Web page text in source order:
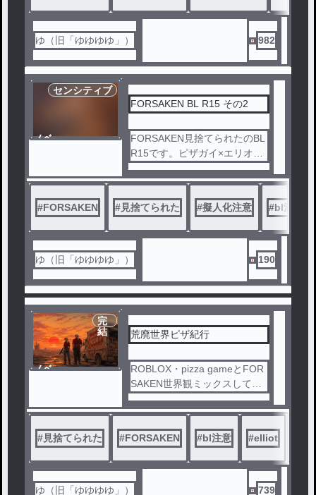
えれば。。。
ゆ（旧「ゆゆゆゆ」） 982
ノベ
センシティブ
FORSAKEN BL R15 その2
FORSAKEN見捨てられたのBL
R15です。ピザガイ×エリオッ
トと、スペクター×ノスフェラ
トゥ。
全体公開はまだちょっと恥ず
かしい＆ほかの小説の番外編
的な感じでもあるので、フォ
ロワーさま限定です💧
#FORSAKEN #見捨てられた #擬人化注意 #bl注意
ゆ（旧「ゆゆゆゆ」） 190
ノベ
完
結
荒廃世界ピザ紀行
ROBLOX・pizza gameとFOR
SAKEN世界観ミックスしてま
す。
エリオットのスキン「モンス
ターエリオット」ことピザガ
イ×エリオット。グローリーピ
ザ！荒野のピザ配達バディの
話（BL）。
設定とか色々オリジナル入っ
#見捨てられた #FORSAKEN #bl注意 #elliot
ゆ（旧「ゆゆゆゆ」） 739